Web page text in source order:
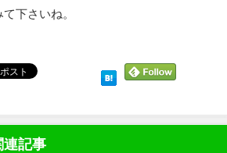
下さいね。
連記事